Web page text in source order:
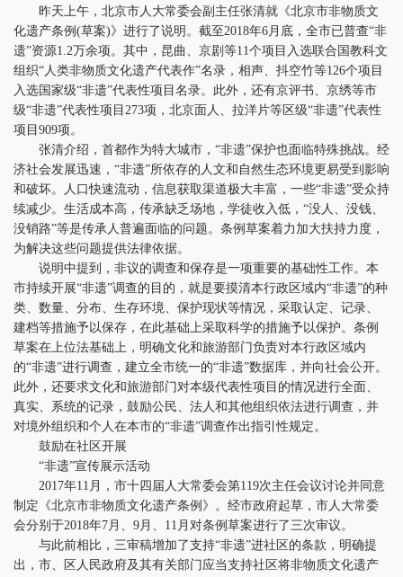
昨天上午，北京市人大常委会副主任张清就《北京市非物质文
化遗产条例(草案)》进行了说明。截至2018年6月底，全市已普查“非
遗”资源1.2万余项。其中，昆曲、京剧等11个项目入选联合国教科文
组织“人类非物质文化遗产代表作”名录，相声、抖空竹等126个项目
入选国家级“非遗”代表性项目名录。此外，还有京评书、京绣等市
级“非遗”代表性项目273项，北京面人、拉洋片等区级“非遗”代表性
项目909项。
张清介绍，首都作为特大城市，“非遗”保护也面临特殊挑战。经
济社会发展迅速，“非遗”所依存的人文和自然生态环境更易受到影响
和破坏。人口快速流动，信息获取渠道极大丰富，一些“非遗”受众持
续减少。生活成本高，传承缺乏场地，学徒收入低，“没人、没钱、
没销路”等是传承人普遍面临的问题。条例草案着力加大扶持力度，
为解决这些问题提供法律依据。
说明中提到，非议的调查和保存是一项重要的基础性工作。本
市持续开展“非遗”调查的目的，就是要摸清本行政区域内“非遗”的种
类、数量、分布、生存环境、保护现状等情况，采取认定、记录、
建档等措施予以保存，在此基础上采取科学的措施予以保护。条例
草案在上位法基础上，明确文化和旅游部门负责对本行政区域内
的“非遗”进行调查，建立全市统一的“非遗”数据库，并向社会公开。
此外，还要求文化和旅游部门对本级代表性项目的情况进行全面、
真实、系统的记录，鼓励公民、法人和其他组织依法进行调查，并
对境外组织和个人在本市的“非遗”调查作出指引性规定。
鼓励在社区开展
“非遗”宣传展示活动
2017年11月，市十四届人大常委会第119次主任会议讨论并同意
制定《北京市非物质文化遗产条例》。经市政府起草，市人大常委
会分别于2018年7月、9月、11月对条例草案进行了三次审议。
与此前相比，三审稿增加了支持“非遗”进社区的条款，明确提
出，市、区人民政府及其有关部门应当支持社区将非物质文化遗产